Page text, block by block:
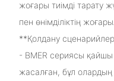
жоғары тиімді тарату
пен өнімділіктің
**Қолдану
- BMER сериясы қайшы
жасалған, бұл олардың